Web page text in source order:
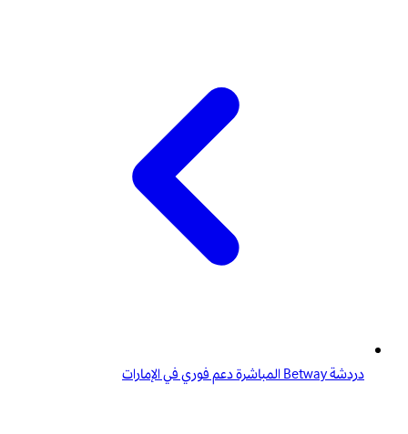
دردشة Betway المباشرة دعم فوري في الإمارات